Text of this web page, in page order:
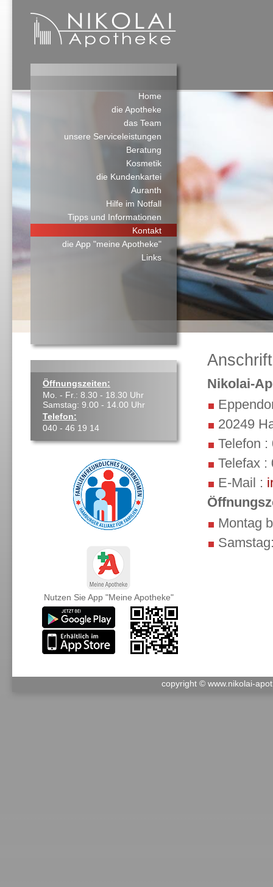
Home
die Apotheke
das Team
unsere Serviceleistungen
Beratung
Kosmetik
die Kundenkartei
Auranth
Hilfe im Notfall
Tipps und Informationen
Kontakt
die App "meine Apotheke"
Links
Öffnungszeiten:
Mo. - Fr.: 8.30 - 18.30 Uhr
Samstag: 9.00 - 14.00 Uhr
Telefon:
040 - 46 19 14
Nutzen Sie App "Meine Apotheke"
Nikolai-
20249
Telefon :
Telefax :
E-Mail :
Montag
copyright © www.nikolai-